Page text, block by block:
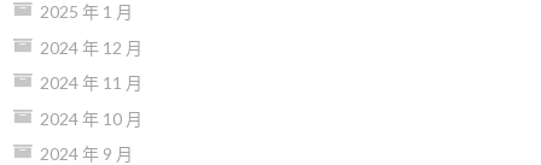
2025 年 1 月
2024 年 12 月
2024 年 11 月
2024 年 10 月
2024 年 9 月